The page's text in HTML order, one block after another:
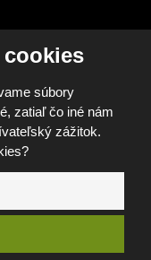
súbory
zatiaľ čo iné nám
zážitok.
GDPRCookies
a platia